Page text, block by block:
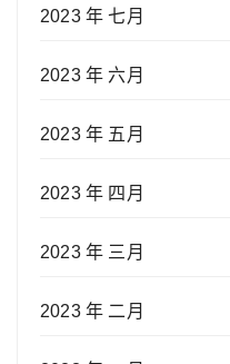
2023 年 七月
2023 年 六月
2023 年 五月
2023 年 四月
2023 年 三月
2023 年 二月